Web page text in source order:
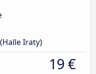
Iraty)
19 €